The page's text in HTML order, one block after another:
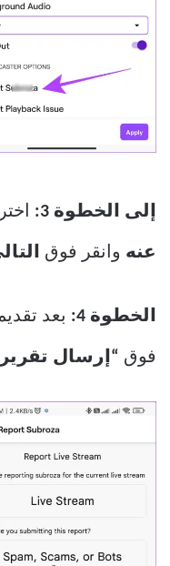
إلى الخطوة 3:
عنه وانقر فوق
الخطوة 4: بعد
فوق “إرسال